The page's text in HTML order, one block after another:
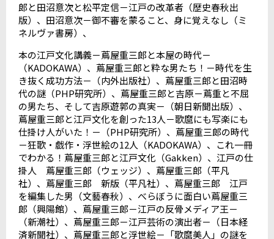
郎と田沼意次と松平定信－江戸の改革者（歴史春秋出
版）、田沼意次－御不審を蒙ること、身に覚えなし（ミ
ネルヴァ書房）、
本の江戸文化講義－蔦屋重三郎と本屋の時代－
（KADOKAWA）、蔦屋重三郎と粋な男たち！－時代を生
き抜く成功方法－（内外出版社）、蔦屋重三郎と田沼時
代の謎（PHP研究所）、蔦屋重三郎と吉原－蔦重と不屈
の男たち、そして吉原遊郭の真実－（朝日新聞出版）、
蔦屋重三郎と江戸文化を創った13人－歌麿にも写楽にも
仕掛け人がいた！－（PHP研究所）、蔦屋重三郎の時代
－狂歌・戯作・浮世絵の12人（KADOKAWA）、これ一冊
でわかる！蔦屋重三郎と江戸文化（Gakken）、江戸の仕
掛人 蔦屋重三郎（ウェッジ）、蔦屋重三郎（平凡
社）、蔦屋重三郎 新版（平凡社）、蔦屋重三郎 江戸
を編集した男（文藝春秋）、べらぼうに面白い蔦屋重三
郎（興陽館）、蔦屋重三郎－江戸の反骨メディア王－
（新潮社）、蔦屋重三郎－江戸芸術の演出者－（日本経
済新聞社）、蔦屋重三郎と浮世絵－「歌麿美人」の謎を